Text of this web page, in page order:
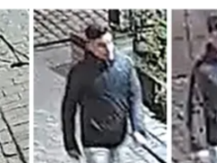
"La police lance un avis
ouvre un
en